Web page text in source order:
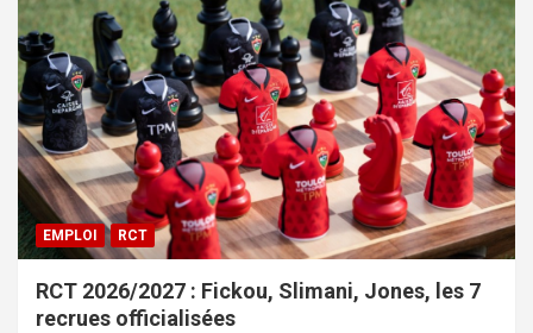
EMPLOI RCT
RCT 2026/2027 : Fickou, Slimani, Jones, les 7
recrues officialisées